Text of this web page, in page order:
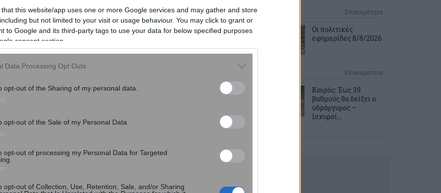
that this website/app uses one or more Google services and may gather and store
but not limited to your visit or usage behaviour. You may click to grant or
to Google and its third-party tags to use your data for below specified purposes
consent section.
Data Processing Opt Outs
opt-out of the Sharing of my personal data.
opt-out of the Sale of my Personal Data.
opt-out of processing my Personal Data for Targeted
opt-out of Collection, Use, Retention, Sale, and/or Sharing
αναφορικά με τις λειτουργικές
2 ώρες πριν Επικαιρότητα
Οι πολιτικές
εφημερίδες 8/8/2026
Επικαιρότητα
Καιρός: Έως 39
βαθμούς θα δείξει ο
υδράργυρος –
Ισχυροί...